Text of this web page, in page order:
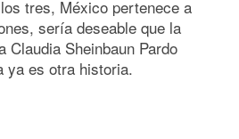
tres, México pertenece a
sería deseable que la
Claudia Sheinbaun Pardo
ya es otra historia.